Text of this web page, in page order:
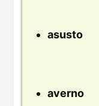
asusto
averno